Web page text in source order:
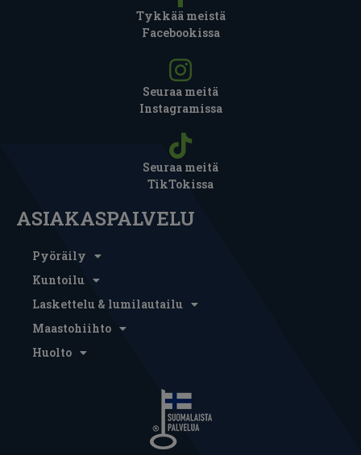
Tykkää meistä
Facebookissa
Seuraa meitä
Instagramissa
Seuraa meitä
TikTokissa
ASIAKASPALVELU
Pyöräily
Kuntoilu
Laskettelu & lumilautailu
Maastohiihto
Huolto